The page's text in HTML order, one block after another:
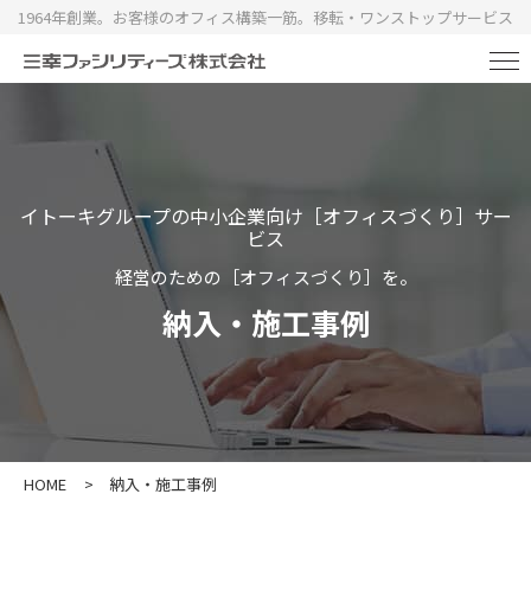
1964年創業。お客様のオフィス構築一筋。移転・ワンストップサービス
イトーキグループの中小企業向け［オフィスづくり］サー
ビス
経営のための［オフィスづくり］を。
納入・施工事例
HOME > 納入・施工事例